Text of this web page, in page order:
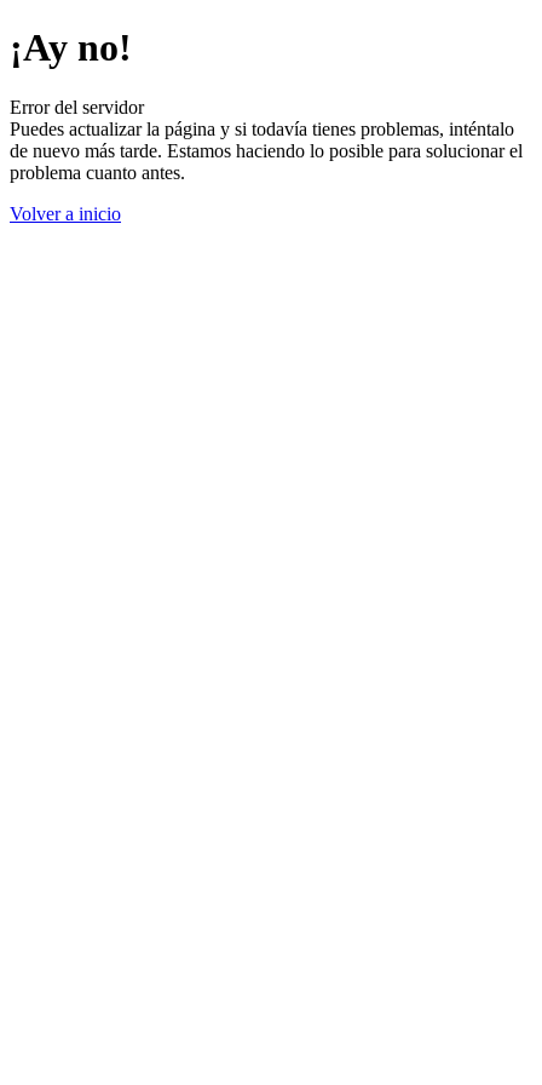
¡Ay no!
Error del servidor
Puedes actualizar la página y si todavía tienes problemas, inténtalo
de nuevo más tarde. Estamos haciendo lo posible para solucionar el
problema cuanto antes.
Volver a inicio